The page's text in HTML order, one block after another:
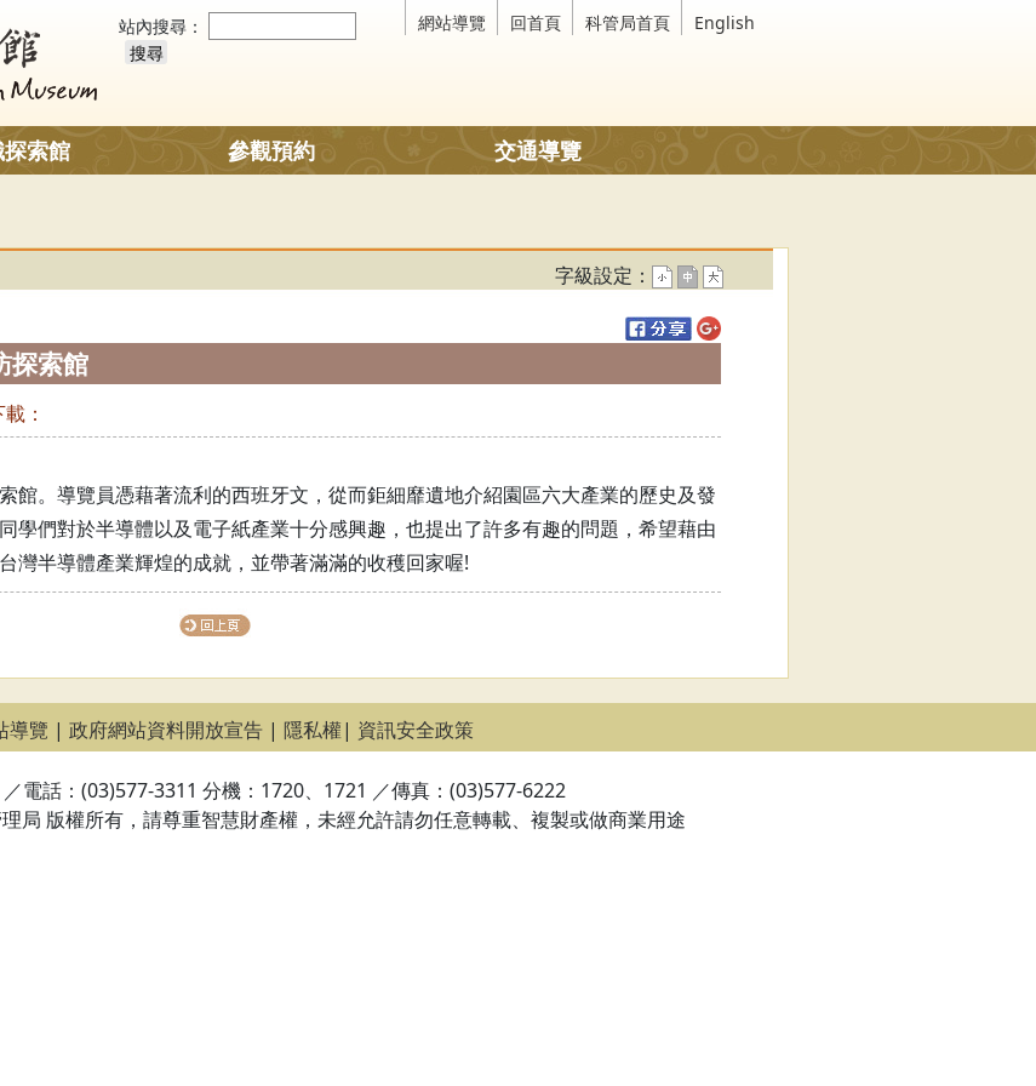
站內搜尋： 網站導覽 回首頁 科管局首頁 English
索館 參觀預約 交通導覽
字級設定：
探索館
：
館。導覽員憑藉著流利的西班牙文，從而鉅細靡遺地介紹園區六大產業的歷史及發
學們對於半導體以及電子紙產業十分感興趣，也提出了許多有趣的問題，希望藉由
灣半導體產業輝煌的成就，並帶著滿滿的收穫回家喔!
導覽 | 政府網站資料開放宣告| 隱私權| 資訊安全政策
電話：(03)577-3311 分機：1720、1721 ／傳真：(03)577-6222
局 版權所有，請尊重智慧財產權，未經允許請勿任意轉載、複製或做商業用途